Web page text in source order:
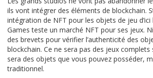
ils vont intégrer des éléments de blockchain.
intégration de NFT pour les objets de jeu d’ici
Games teste un marché NFT pour ses jeux.
des brevets pour vérifier l’authenticité des
blockchain. Ce ne sera pas des jeux complets
sera des objets que vous pouvez posséder,
traditionnel.